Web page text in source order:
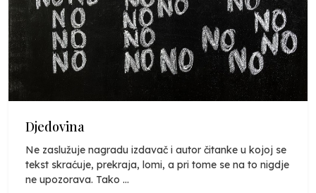
Djedovina
Ne zaslužuje nagradu izdavač i autor čitanke u kojoj se
tekst skraćuje, prekraja, lomi, a pri tome se na to nigdje
ne upozorava. Tako ...